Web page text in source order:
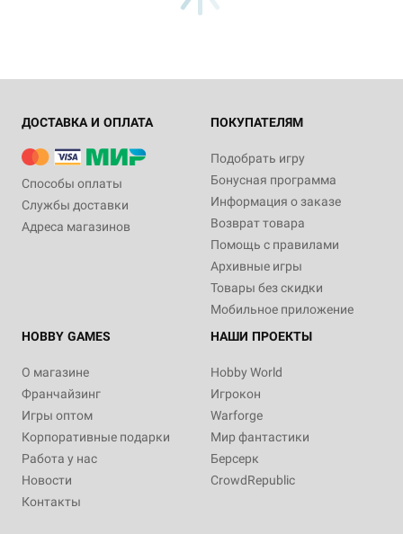
ДОСТАВКА И ОПЛАТА
Способы оплаты
Службы доставки
Адреса магазинов
ПОКУПАТЕЛЯМ
Подобрать игру
Бонусная программа
Информация о заказе
Возврат товара
Помощь с правилами
Архивные игры
Товары без скидки
Мобильное приложение
HOBBY GAMES
О магазине
Франчайзинг
Игры оптом
Корпоративные подарки
Работа у нас
Новости
Контакты
НАШИ ПРОЕКТЫ
Hobby World
Игрокон
Warforge
Мир фантастики
Берсерк
CrowdRepublic